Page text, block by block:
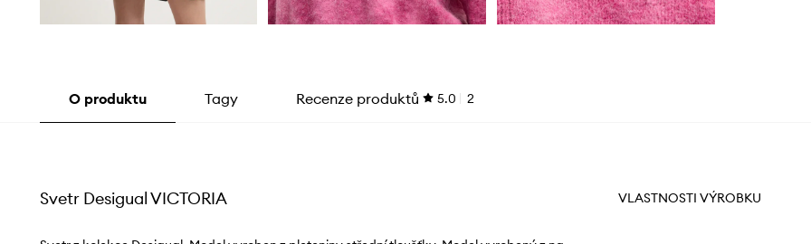
O produktu Tagy Recenze produktů 5.0 2
Svetr Desigual VICTORIA VLASTNOSTI VÝROBKU